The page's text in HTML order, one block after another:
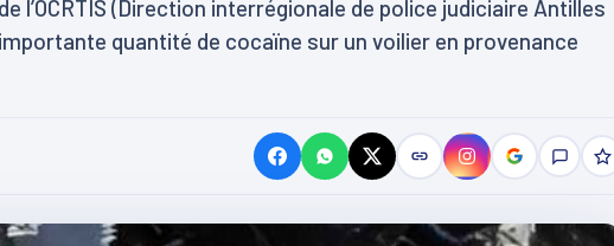
l’OCRTIS (Direction interrégionale de police judiciaire Antilles
quantité de cocaïne sur un voilier en provenance